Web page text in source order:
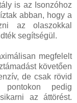
is az Isonzóhoz
abban, hogy a
az olaszokkal
segítségül.
megfelelt
követően
de csak rövid
pedig
az áttörést.